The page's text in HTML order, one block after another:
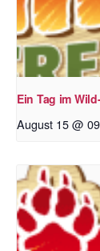
Ein Tag im
August 15 @